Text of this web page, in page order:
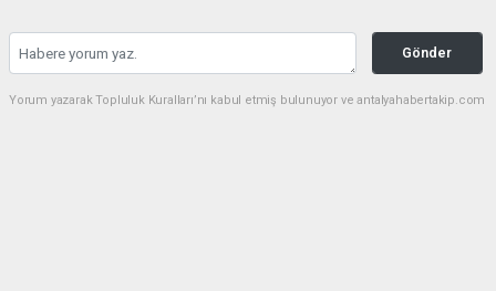
Gönder
Yorum yazarak Topluluk Kuralları’nı kabul etmiş bulunuyor ve antalyahabertakip.com